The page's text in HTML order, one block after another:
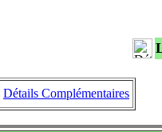
Détails Complémentaires